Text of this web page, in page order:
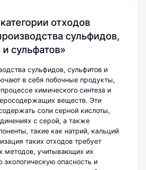
отходов
сульфидов,
сульфатов»
сульфидов, сульфитов и
в себя побочные продукты,
химического синтеза и
веществ. Эти
соли серной кислоты,
с серой, а также
такие как натрий, кальций
таких отходов требует
методов, учитывающих их
экологическую опасность и